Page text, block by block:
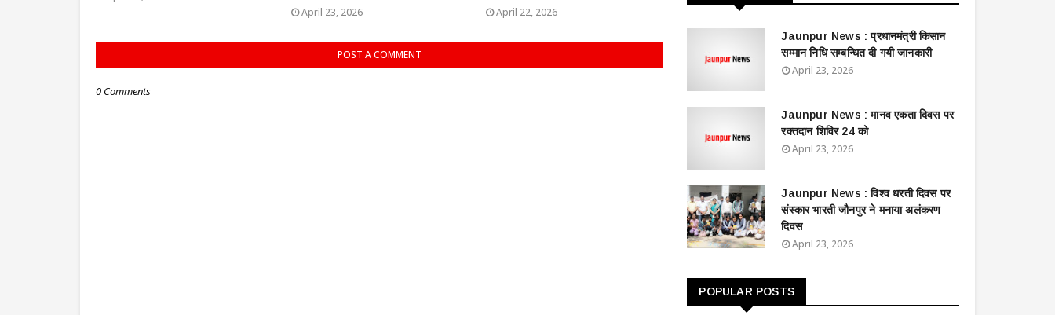
April 23, 2026 April 22, 2026
POST A COMMENT
0 Comments
Jaunpur News : ​प्रधानमंत्री किसान
सम्मान निधि सम्बन्धित दी गयी जानकारी
April 23, 2026
Jaunpur News : ​मानव एकता दिवस पर
रक्तदान शिविर 24 को
April 23, 2026
Jaunpur News : विश्व धरती दिवस पर
संस्कार भारती जौनपुर ने मनाया अलंकरण
दिवस
April 23, 2026
POPULAR POSTS